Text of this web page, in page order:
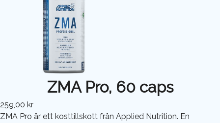
ZMA Pro, 60 caps
259,00 kr
ZMA Pro är ett kosttillskott från Applied Nutrition. En